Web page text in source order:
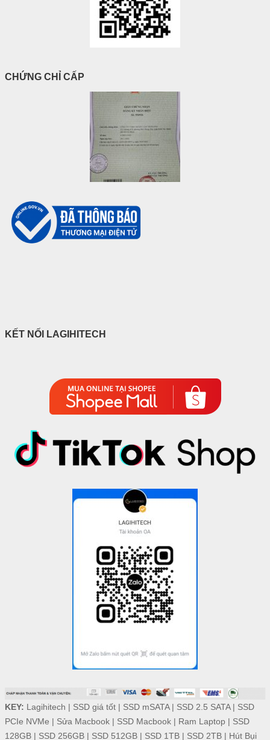
CHỨNG CHỈ CẤP
KẾT NỐI LAGIHITECH
KEY: Lagihitech | SSD giá tốt| SSD mSATA| SSD 2.5 SATA| SSD
PCIe NVMe | Sửa Macbook| SSD Macbook| Ram Laptop| SSD
128GB| SSD 256GB| SSD 512GB| SSD 1TB| SSD 2TB| Hút Bụi